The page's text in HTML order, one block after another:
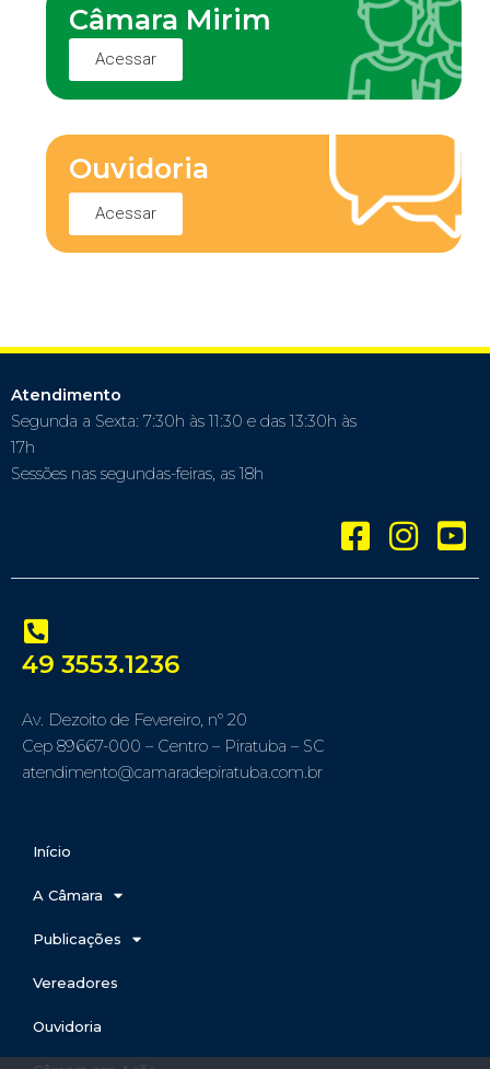
Câmara Mirim
Acessar
Ouvidoria
Acessar
Atendimento
Segunda a Sexta: 7:30h às 11:30 e das 13:30h às
17h
Sessões nas segundas-feiras, as 18h
49 3553.1236
Av. Dezoito de Fevereiro, nº 20
Cep 89667-000 – Centro – Piratuba – SC
atendimento@camaradepiratuba.com.br
Início
A Câmara
Publicações
Vereadores
Ouvidoria